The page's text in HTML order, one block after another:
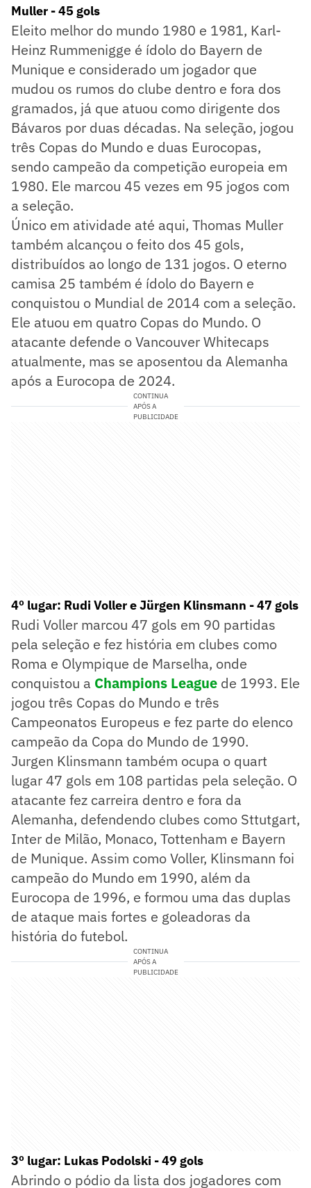
Muller - 45 gols
Eleito melhor do mundo 1980 e 1981, Karl-
Heinz Rummenigge é ídolo do Bayern de
Munique e considerado um jogador que
mudou os rumos do clube dentro e fora dos
gramados, já que atuou como dirigente dos
Bávaros por duas décadas. Na seleção, jogou
três Copas do Mundo e duas Eurocopas,
sendo campeão da competição europeia em
1980. Ele marcou 45 vezes em 95 jogos com
a seleção.
Único em atividade até aqui, Thomas Muller
também alcançou o feito dos 45 gols,
distribuídos ao longo de 131 jogos. O eterno
camisa 25 também é ídolo do Bayern e
conquistou o Mundial de 2014 com a seleção.
Ele atuou em quatro Copas do Mundo. O
atacante defende o Vancouver Whitecaps
atualmente, mas se aposentou da Alemanha
após a Eurocopa de 2024.
CONTINUA
APÓS A
PUBLICIDADE
4º lugar: Rudi Voller e Jürgen Klinsmann - 47 gols
Rudi Voller marcou 47 gols em 90 partidas
pela seleção e fez história em clubes como
Roma e Olympique de Marselha, onde
conquistou a Champions League de 1993. Ele
jogou três Copas do Mundo e três
Campeonatos Europeus e fez parte do elenco
campeão da Copa do Mundo de 1990.
Jurgen Klinsmann também ocupa o quart
lugar 47 gols em 108 partidas pela seleção. O
atacante fez carreira dentro e fora da
Alemanha, defendendo clubes como Sttutgart,
Inter de Milão, Monaco, Tottenham e Bayern
de Munique. Assim como Voller, Klinsmann foi
campeão do Mundo em 1990, além da
Eurocopa de 1996, e formou uma das duplas
de ataque mais fortes e goleadoras da
história do futebol.
CONTINUA
APÓS A
PUBLICIDADE
3º lugar: Lukas Podolski - 49 gols
Abrindo o pódio da lista dos jogadores com